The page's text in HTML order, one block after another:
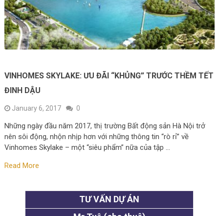
VINHOMES SKYLAKE: ƯU ĐÃI “KHỦNG” TRƯỚC THỀM TẾT
ĐINH DẬU
January 6, 2017 0
Những ngày đầu năm 2017, thị trường Bất động sản Hà Nội trở
nên sôi động, nhộn nhịp hơn với những thông tin “rò rỉ” về
Vinhomes Skylake – một “siêu phẩm” nữa của tập …
Read More
TƯ VẤN DỰ ÁN